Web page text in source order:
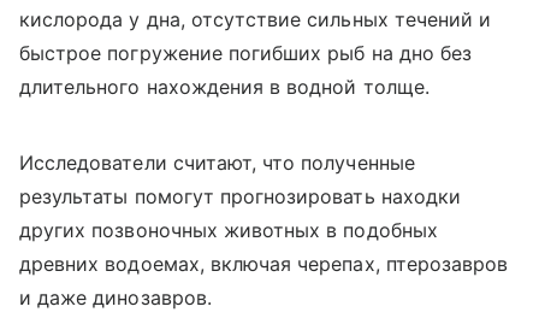
кислорода у дна, отсутствие сильных течений и
быстрое погружение погибших рыб на дно без
длительного нахождения в водной толще.
Исследователи считают, что полученные
результаты помогут прогнозировать находки
других позвоночных животных в подобных
древних водоемах, включая черепах, птерозавров
и даже динозавров.